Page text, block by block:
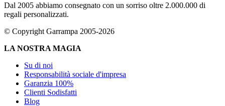
Dal 2005 abbiamo consegnato con un sorriso oltre 2.000.000 di
regali personalizzati.
© Copyright Garrampa 2005-2026
LA NOSTRA MAGIA
Su di noi
Responsabilità sociale d'impresa
Garanzia 100%
Clienti Sodisfatti
Blog